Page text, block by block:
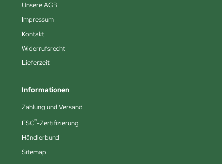
Unsere AGB
Impressum
Kontakt
Widerrufsrecht
Lieferzeit
Informationen
Zahlung und Versand
FSC®-Zertifizierung
Händlerbund
Sitemap